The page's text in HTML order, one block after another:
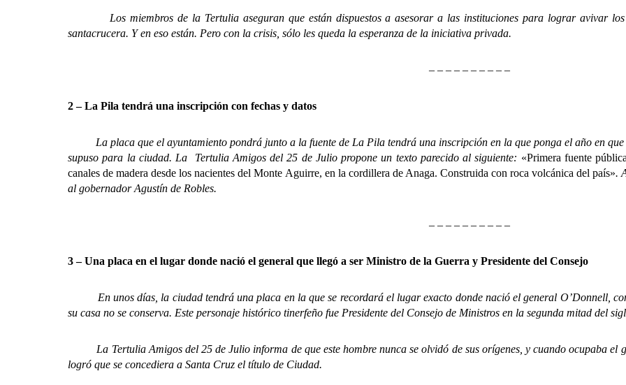
Los miembros de la Tertulia aseguran que están dispuestos a asesorar a las instituciones para lograr avivar los
santacrucera. Y en eso están. Pero con la crisis, sólo les queda la esperanza de la iniciativa privada.
– – – – – – – – – –
2 – La Pila tendrá una inscripción con fechas y datos
La placa que el ayuntamiento pondrá junto a la fuente de La Pila tendrá una inscripción en la que ponga el año en que
supuso para la ciudad. La Tertulia Amigos del 25 de Julio propone un texto parecido al siguiente: «Primera fuente
canales de madera desde los nacientes del Monte Aguirre, en la cordillera de Anaga. Construida con roca volcánica del país».
al gobernador Agustín de Robles.
– – – – – – – – – –
3 – Una placa en el lugar donde nació el general que llegó a ser Ministro de la Guerra y Presidente del Consejo
En unos días, la ciudad tendrá una placa en la que se recordará el lugar exacto donde nació el general O’Donnell,
su casa no se conserva. Este personaje histórico tinerfeño fue Presidente del Consejo de Ministros en la segunda mitad del
La Tertulia Amigos del 25 de Julio informa de que este hombre nunca se olvidó de sus orígenes, y cuando ocupaba el
logró que se concediera a Santa Cruz el título de Ciudad.